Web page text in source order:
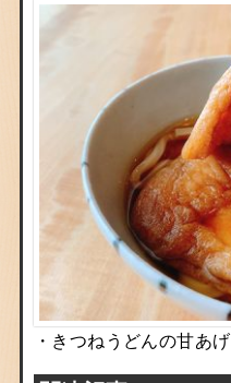
・きつねうどんの甘あげ